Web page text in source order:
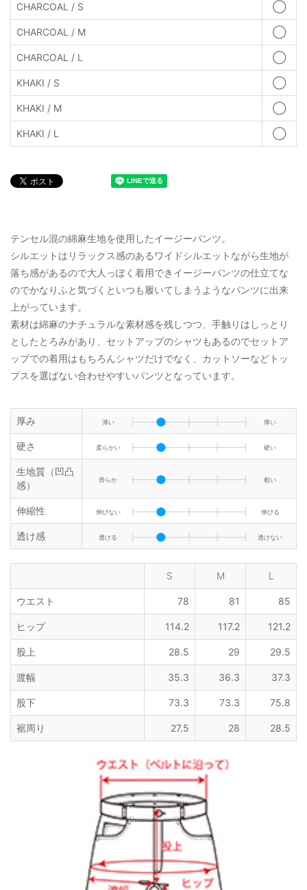
CHARCOAL / S ◯
CHARCOAL / M ◯
CHARCOAL / L ◯
KHAKI / S ◯
KHAKI / M ◯
KHAKI / L ◯
テンセル混の綿麻生地を使用したイージーパンツ。
シルエットはリラックス感のあるワイドシルエットながら生地が
落ち感があるので大人っぽく着用できイージーパンツの仕立てな
のでかなりふと気づくといつも履いてしまうようなパンツに出来
上がっています。
素材は綿麻のナチュラルな素材感を残しつつ、手触りはしっとり
としたとろみがあり、セットアップのシャツもあるのでセットア
ップでの着用はもちろんシャツだけでなく、カットソーなどトッ
プスを選ばない合わせやすいパンツとなっています。
厚み 薄い 厚い
硬さ 柔らかい 硬い
生地質（凹凸
感）
滑らか 粗い
伸縮性 伸びない 伸びる
透け感 透ける 透けない
S M L
ウエスト 78 81 85
ヒップ 114.2 117.2 121.2
股上 28.5 29 29.5
渡幅 35.3 36.3 37.3
股下 73.3 73.3 75.8
裾周り 27.5 28 28.5